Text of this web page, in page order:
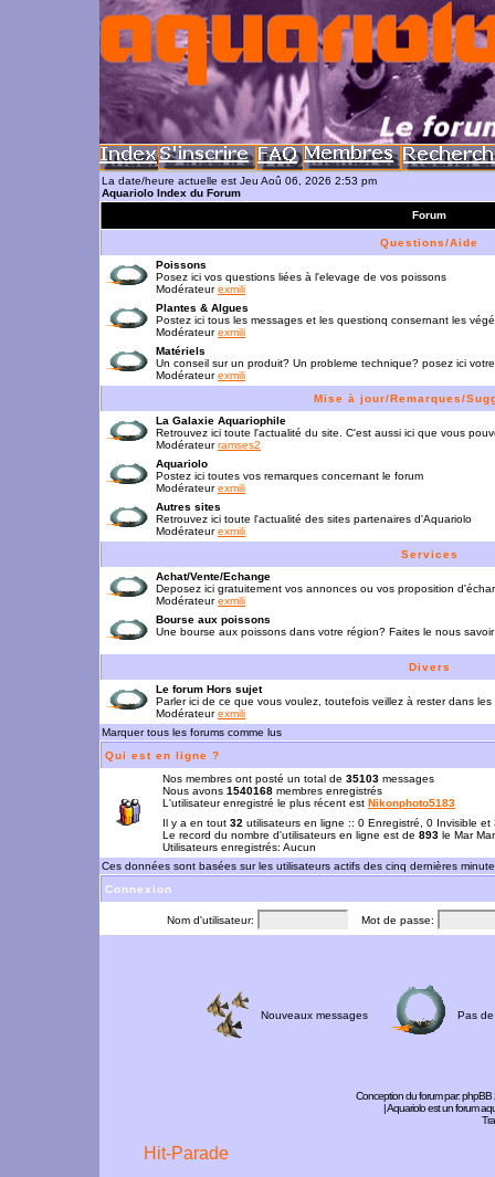
La date/heure actuelle est Jeu Aoû 06, 2026 2:53 pm
Aquariolo Index du Forum
Forum
Questions/Aide
Poissons
Posez ici vos questions liées à l'elevage de vos poissons
Modérateurexmili
Plantes & Algues
Postez ici tous les messages et les questionq consernant les
Modérateurexmili
Matériels
Un conseil sur un produit? Un probleme technique? posez ici
Modérateurexmili
Mise à jour/Remarques/
La Galaxie Aquariophile
Retrouvez ici toute l'actualité du site. C'est aussi ici que vous
Modérateurramses2
Aquariolo
Postez ici toutes vos remarques concernant le forum
Modérateurexmili
Autres sites
Retrouvez ici toute l'actualité des sites partenaires d'Aquariolo
Modérateurexmili
Services
Achat/Vente/Echange
Deposez ici gratuitement vos annonces ou vos proposition
Modérateurexmili
Bourse aux poissons
Une bourse aux poissons dans votre région? Faites le nous savoir
Divers
Le forum Hors sujet
Parler ici de ce que vous voulez, toutefois veillez à rester dans les
Modérateurexmili
Marquer tous les forums comme lus
Qui est en ligne ?
Nos membres ont posté un total de 35103 messages
Nous avons 1540168 membres enregistrés
L'utilisateur enregistré le plus récent est Nikonphoto5183
Il y a en tout 32 utilisateurs en ligne :: 0 Enregistré, 0 Invisible
Le record du nombre d'utilisateurs en ligne est de 893 le Mar
Utilisateurs enregistrés: Aucun
Ces données sont basées sur les utilisateurs actifs des cinq dernières
Connexion
Nom d'utilisateur: Mot de passe:
Nouveaux messages Pas
Conception du forum par:phpBB
| Aquariolo est un forum